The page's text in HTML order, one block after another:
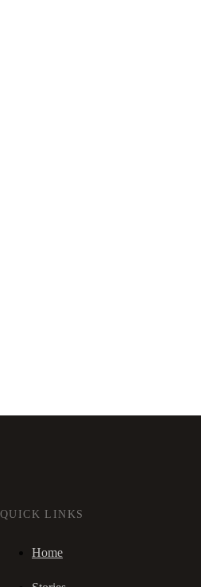
QUICK LINKS
Home